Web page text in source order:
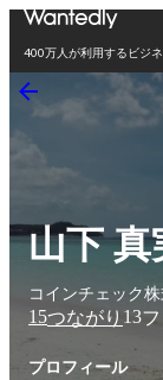
400万人が利用するビジネ
山下 真
コインチェック
15つながり 13
プロフィール